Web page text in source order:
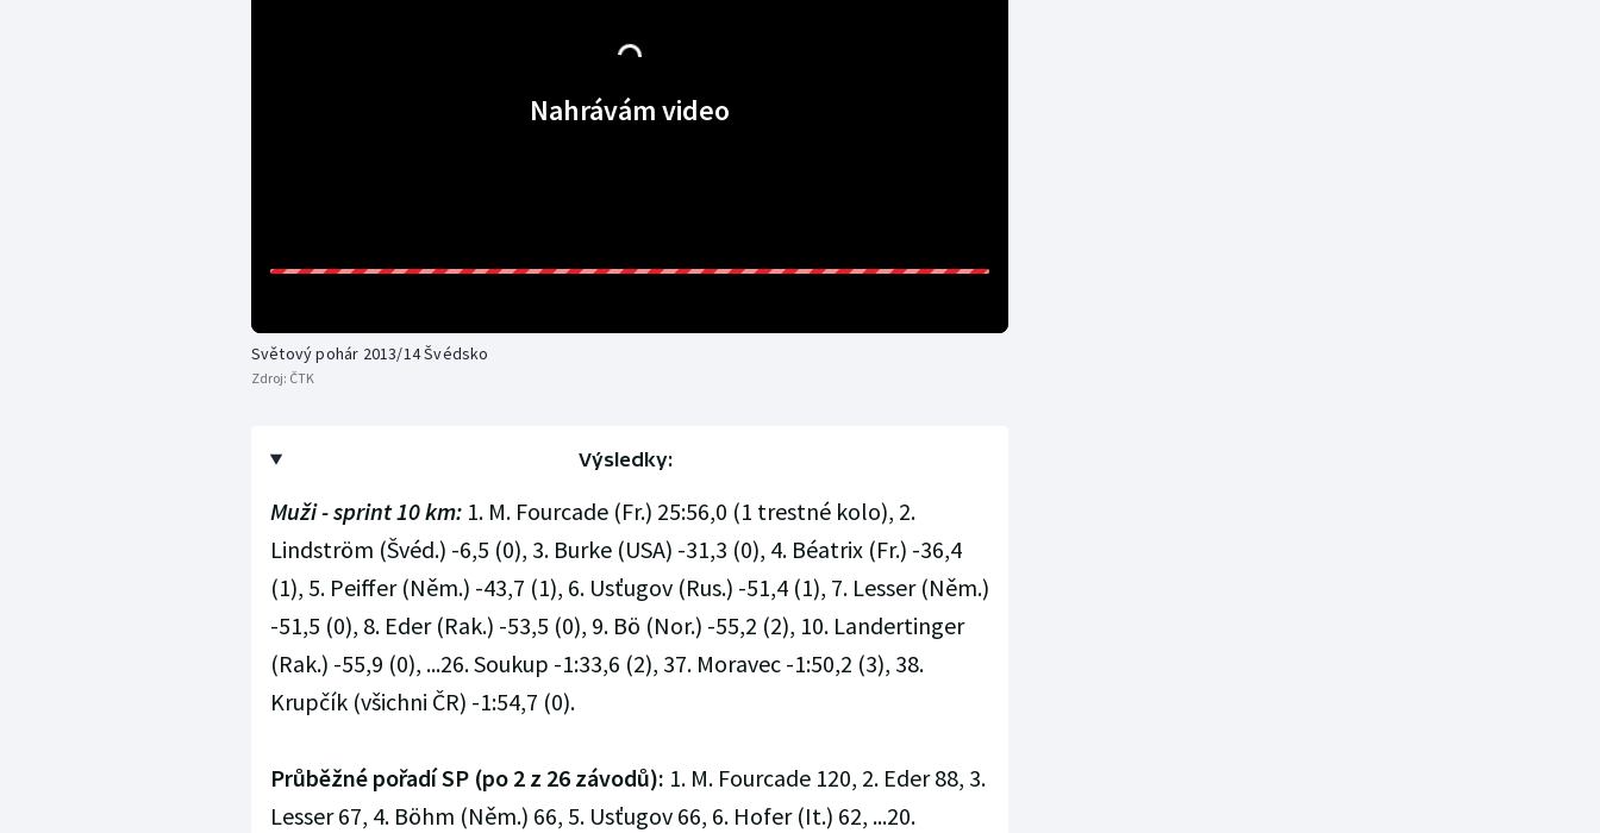
Nahrávám video
Světový pohár 2013/14 Švédsko
Zdroj: ČTK
Výsledky:
Muži - sprint 10 km:1. M. Fourcade (Fr.) 25:56,0 (1 trestné kolo), 2.
Lindström (Švéd.) -6,5 (0), 3. Burke (USA) -31,3 (0), 4. Béatrix (Fr.) -36,4
(1), 5. Peiffer (Něm.) -43,7 (1), 6. Usťugov (Rus.) -51,4 (1), 7. Lesser (Něm.)
-51,5 (0), 8. Eder (Rak.) -53,5 (0), 9. Bö (Nor.) -55,2 (2), 10. Landertinger
(Rak.) -55,9 (0), ...26. Soukup -1:33,6 (2), 37. Moravec -1:50,2 (3), 38.
Krupčík (všichni ČR) -1:54,7 (0).
Průběžné pořadí SP (po 2 z 26 závodů): 1. M. Fourcade 120, 2. Eder 88, 3.
Lesser 67, 4. Böhm (Něm.) 66, 5. Usťugov 66, 6. Hofer (It.) 62, ...20.